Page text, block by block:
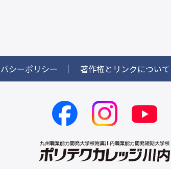
シーポリシー 著作権とリンクについて